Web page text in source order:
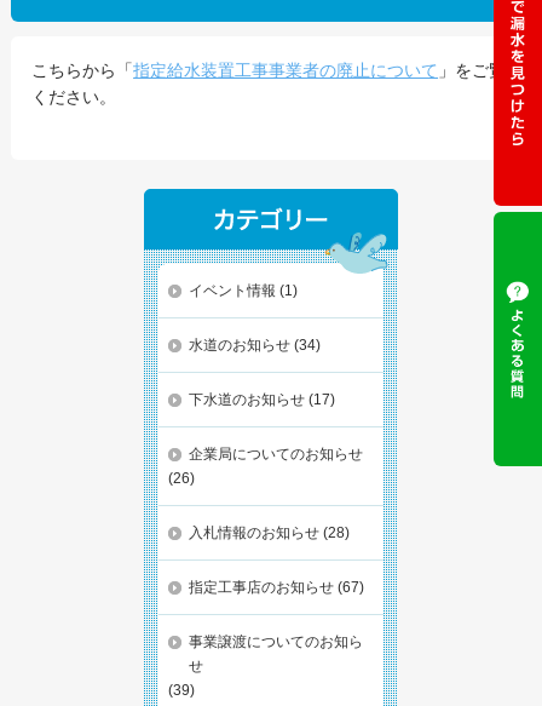
こちらから「指定給水装置工事事業者の廃止について 」をご覧
ください。
イベント情報 (1)
水道のお知らせ (34)
下水道のお知らせ (17)
企業局についてのお知らせ
(26)
入札情報のお知らせ (28)
指定工事店のお知らせ (67)
事業譲渡についてのお知ら
せ
(39)